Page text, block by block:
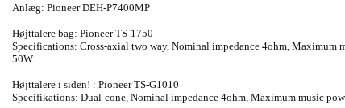
Anlæg: Pioneer DEH-P7400MP
Højttalere bag: Pioneer TS-1750
Specifications: Cross-axial two way, Nominal impedance 4ohm, Maximum
50W
Højttalere i siden! : Pioneer TS-G1010
Specifikations: Dual-cone, Nominal impedance 4ohm, Maximum music